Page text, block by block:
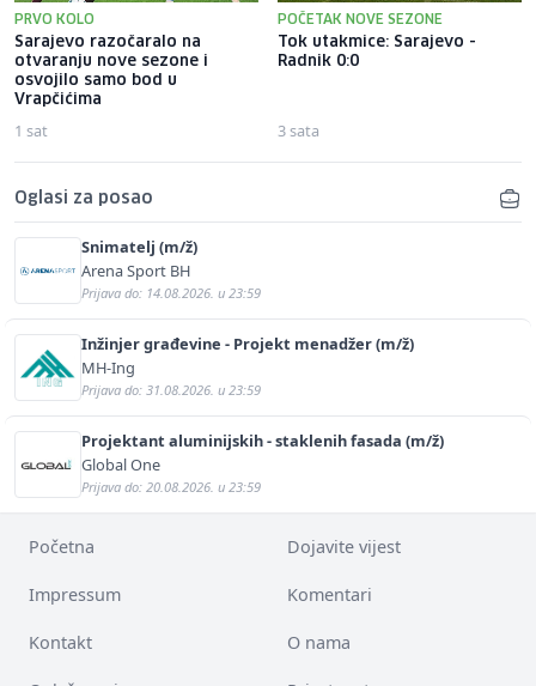
PRVO KOLO
Sarajevo razočaralo na
otvaranju nove sezone i
osvojilo samo bod u
Vrapčićima
1 sat
POČETAK NOVE SEZONE
Tok utakmice: Sarajevo -
Radnik 0:0
3 sata
Oglasi za posao
Snimatelj (m/ž)
Arena Sport BH
Prijava do: 14.08.2026. u 23:59
Inžinjer građevine - Projekt menadžer (m/ž)
MH-Ing
Prijava do: 31.08.2026. u 23:59
Projektant aluminijskih - staklenih fasada (m/ž)
Global One
Prijava do: 20.08.2026. u 23:59
Početna Dojavite vijest
Impressum Komentari
Kontakt O nama